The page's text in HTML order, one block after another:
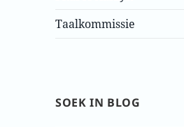
Taalkommissie
SOEK IN BLOG